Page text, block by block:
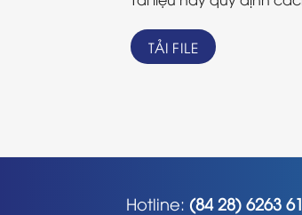
TẢI FILE
Hotline: (84 28) 6263